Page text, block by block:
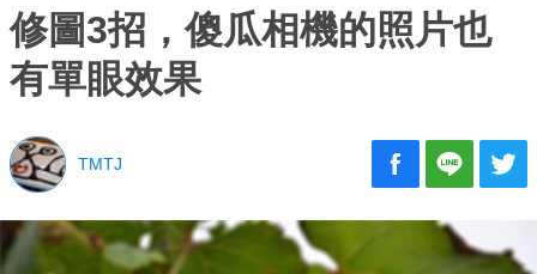
修圖3招，傻瓜相機的照片也
有單眼效果
TMTJ